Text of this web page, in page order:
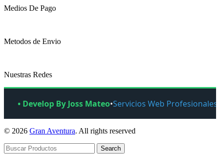
Medios De Pago
Metodos de Envio
Nuestras Redes
• Develop By Joss Mateo•Servicios Web Profesionales
© 2026 Gran Aventura. All rights reserved
Search